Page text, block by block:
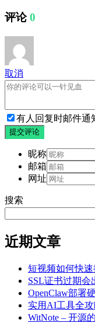
评论0
取消
有人回复时邮件通
提交评论
昵称
邮箱
网址
搜索
近期文章
短视频如何快速
SSL证书过期会
OpenClaw部署
实用AI工具全
WitNote – 开源